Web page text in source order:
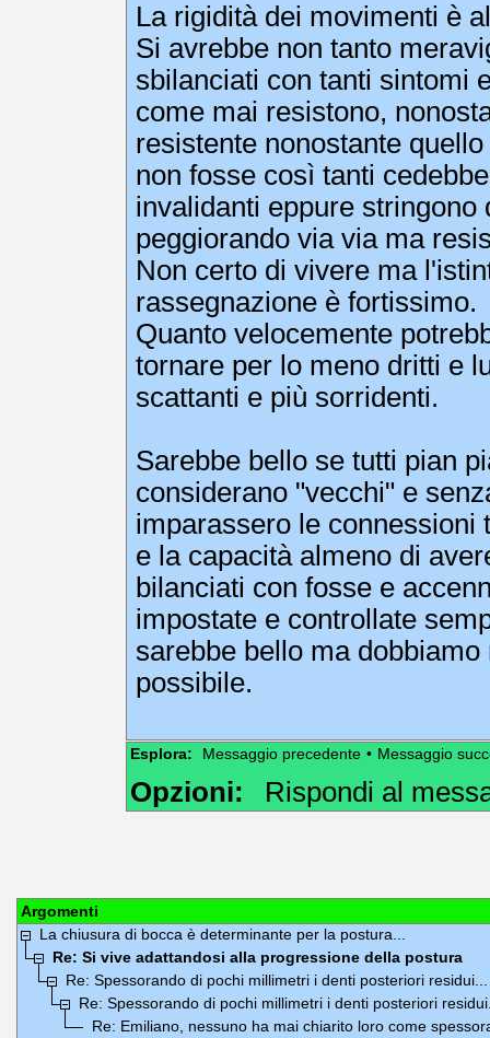
La rigidità dei movimenti è
Si avrebbe non tanto
sbilanciati con tanti sintomi
come mai resistono,
resistente nonostante
non fosse così tanti
invalidanti eppure stringono
peggiorando via via ma
Non certo di vivere ma
rassegnazione è fortissimo.
Quanto velocemente
tornare per lo meno dritti e
scattanti e più sorridenti.
Sarebbe bello se tutti pian
considerano "vecchi" e
imparassero le connessioni
e la capacità almeno di
bilanciati con fosse e
impostate e controllate
sarebbe bello ma
possibile.
Esplora: Messaggio precedente • Messaggio
Opzioni: Rispondi al
Argomenti
La chiusura di bocca è determinante per la postura...
Re: Si vive adattandosi alla progressione della postura
Re: Spessorando di pochi millimetri i denti posteriori residui...
Re: Spessorando di pochi millimetri i denti posteriori
Re: Emiliano, nessuno ha mai chiarito loro come